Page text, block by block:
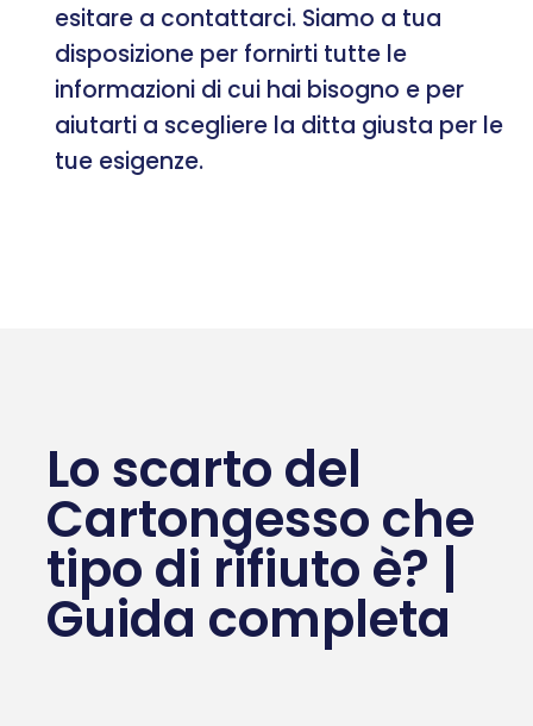
esitare a contattarci. Siamo a tua
disposizione per fornirti tutte le
informazioni di cui hai bisogno e per
aiutarti a scegliere la ditta giusta per le
tue esigenze.
Lo scarto del
Cartongesso che
tipo di rifiuto è? |
Guida completa